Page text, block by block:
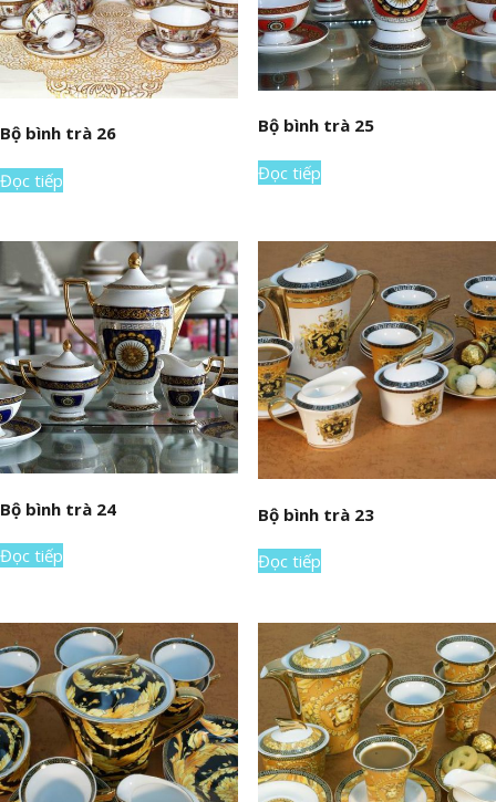
Bộ bình trà 26
Đọc tiếp
Bộ bình trà 25
Đọc tiếp
Bộ bình trà 24
Đọc tiếp
Bộ bình trà 23
Đọc tiếp